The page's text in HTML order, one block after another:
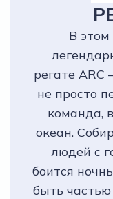
В
регате
не просто
команда,
океан.
людей с
боится
быть